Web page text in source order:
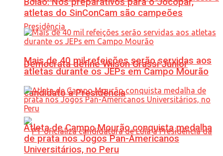
Democrata define Wilson Grassi Júnior
candidato à Presidência
atletas do SinConCam são campeões
Mais de 40 mil refeições serão servidas aos
atletas durante os JEPs em Campo Mourão
Atleta de Campo Mourão conquista medalha
de prata nos Jogos Pan-Americanos
Universitários, no Peru